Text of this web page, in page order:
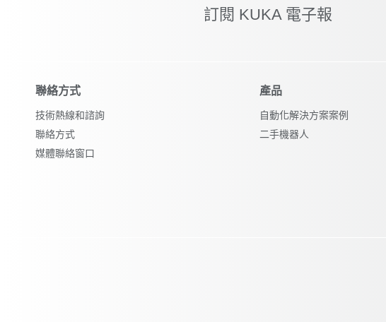
訂閱 KUKA 電子報
聯絡方式
技術熱線和諮詢
聯絡方式
媒體聯絡窗口
產品
自動化解決方案案例
二手機器人